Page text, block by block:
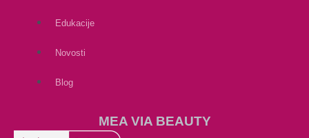
Edukacije
Novosti
Blog
MEA VIA BEAUTY